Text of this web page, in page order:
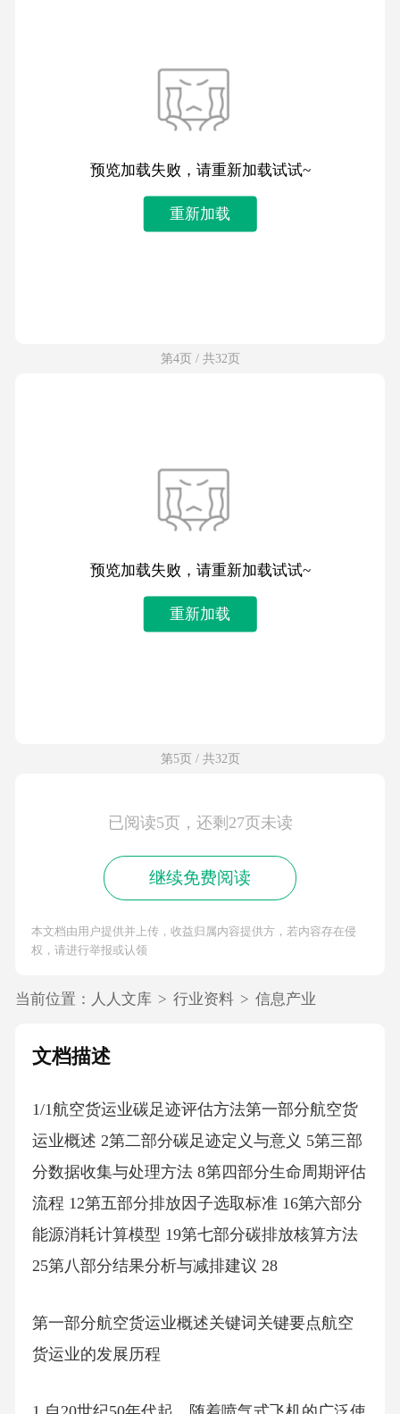
预览加载失败，请重新加载试试~
重新加载
第4页 / 共32页
预览加载失败，请重新加载试试~
重新加载
第5页 / 共32页
已阅读5页，还剩27页未读
继续免费阅读
本文档由用户提供并上传，收益归属内容提供方，若内容存在侵
权，请进行举报或认领
当前位置： 人人文库 > 行业资料 > 信息产业
文档描述
1/1航空货运业碳足迹评估方法第一部分航空货
运业概述 2第二部分碳足迹定义与意义 5第三部
分数据收集与处理方法 8第四部分生命周期评估
流程 12第五部分排放因子选取标准 16第六部分
能源消耗计算模型 19第七部分碳排放核算方法
25第八部分结果分析与减排建议 28
第一部分航空货运业概述关键词关键要点航空
货运业的发展历程